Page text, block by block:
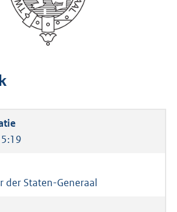
der Staten-Generaal